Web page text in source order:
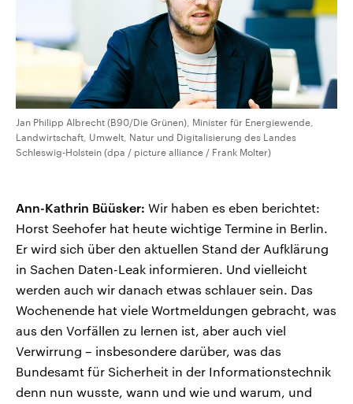
Jan Philipp Albrecht (B90/Die Grünen), Minister für Energiewende,
Landwirtschaft, Umwelt, Natur und Digitalisierung des Landes
Schleswig-Holstein (dpa / picture alliance / Frank Molter)
Ann-Kathrin Büüsker: Wir haben es eben berichtet:
Horst Seehofer hat heute wichtige Termine in Berlin.
Er wird sich über den aktuellen Stand der Aufklärung
in Sachen Daten-Leak informieren. Und vielleicht
werden auch wir danach etwas schlauer sein. Das
Wochenende hat viele Wortmeldungen gebracht, was
aus den Vorfällen zu lernen ist, aber auch viel
Verwirrung – insbesondere darüber, was das
Bundesamt für Sicherheit in der Informationstechnik
denn nun wusste, wann und wie und warum, und